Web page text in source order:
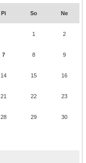
Pi So Ne
1 2
7 8 9
14 15 16
21 22 23
28 29 30